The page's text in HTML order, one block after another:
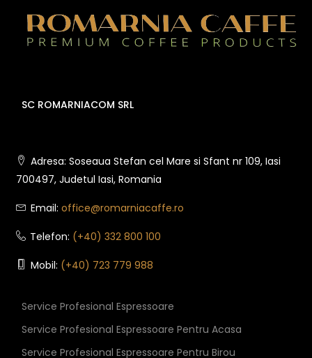
SC ROMARNIACOM SRL
Adresa: Soseaua Stefan cel Mare si Sfant nr 109, Iasi
700497, Judetul Iasi, Romania
Email: office@romarniacaffe.ro
Telefon: (+40) 332 800 100
Mobil: (+40) 723 779 988
Service Profesional Espressoare
Service Profesional Espressoare Pentru Acasa
Service Profesional Espressoare Pentru Birou